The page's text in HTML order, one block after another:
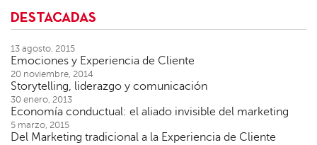
DESTACADAS
13 agosto, 2015
Emociones y Experiencia de Cliente
20 noviembre, 2014
Storytelling, liderazgo y comunicación
30 enero, 2013
Economía conductual: el aliado invisible del marketing
5 marzo, 2015
Del Marketing tradicional a la Experiencia de Cliente